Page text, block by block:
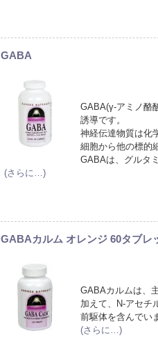
GABA
GABA(γ-アミノ酪
誘導です。
神経伝達物質は化
細胞から他の標的
GABAは、グルタ
(さらに…)
GABAカルム オレンジ 60タブレ
GABAカルムは、
加えて、N-アセチ
前駆体を含んでい
(さらに…)